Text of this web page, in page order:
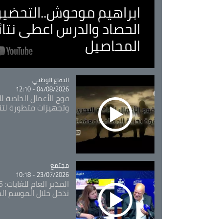
ابراهيم
الحصاد والدرس اعطى
المحاصيل
Catégorie
الدفاع الوطني
04/08/2026 - 12:10
فوج الأعمال الخاصة
وتجهيزات متطورة
Catégorie
مجتمع
23/07/2026 - 10:18
تدخل خلال الموسم